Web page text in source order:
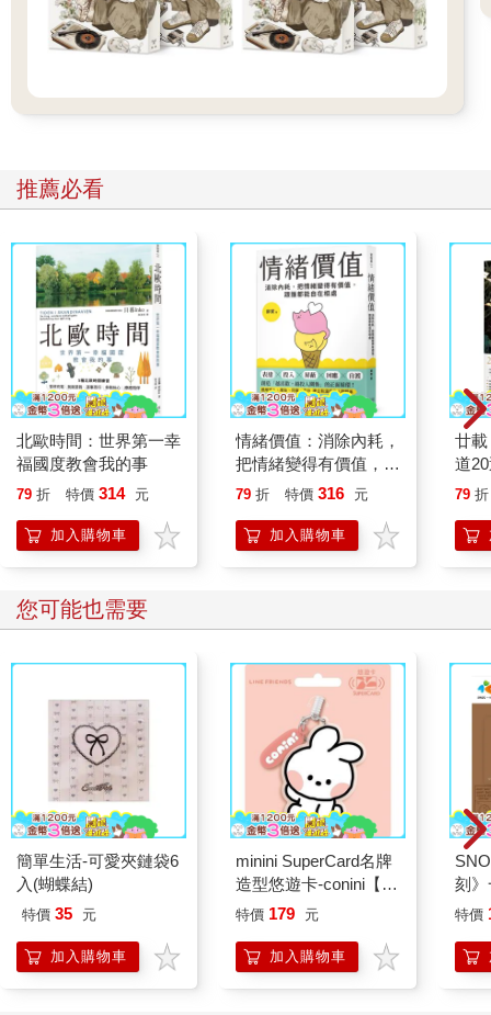
推薦必看
北歐時間：世界第一幸
福國度教會我的事
79 折 特價 314 元
加入購物車
情緒價值：消除內耗，
把情緒變得有價值，跟
誰都能自在相處
79 折 特價 316 元
加入購物車
廿
道
79 折
您可能也需要
簡單生活-可愛夾鏈袋6
入(蝴蝶結)
特價 35 元
加入購物車
minini SuperCard名牌
造型悠遊卡-conini【受
託代銷】
特價 179 元
加入購物車
刻
特價